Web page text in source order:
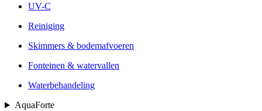
UV-C
Reiniging
Skimmers & bodemafvoeren
Fonteinen & watervallen
Waterbehandeling
AquaForte